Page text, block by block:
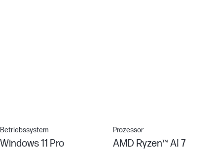
Betriebssystem
Windows 11 Pro
Prozessor
AMD Ryzen™ AI 7